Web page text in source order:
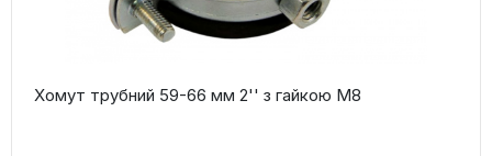
Хомут трубний 59-66 мм 2'' з гайкою М8